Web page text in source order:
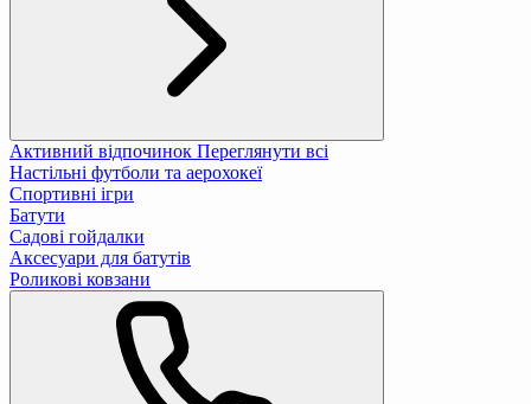
Активний відпочинок Переглянути всі
Настільні футболи та аерохокеї
Спортивні ігри
Батути
Садові гойдалки
Аксесуари для батутів
Роликові ковзани